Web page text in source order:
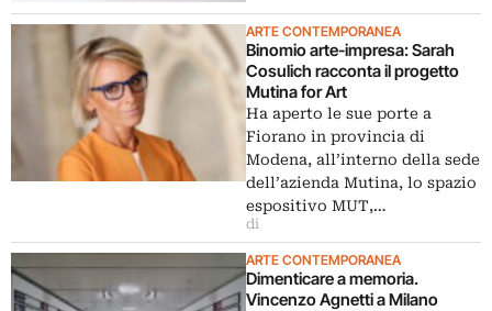
ARTE CONTEMPORANEA
Binomio arte-impresa: Sarah
Cosulich racconta il progetto
Mutina for Art
Ha aperto le sue porte a
Fiorano in provincia di
Modena, all’interno della sede
dell’azienda Mutina, lo spazio
espositivo MUT,…
di
ARTE CONTEMPORANEA
Dimenticare a memoria.
Vincenzo Agnetti a Milano